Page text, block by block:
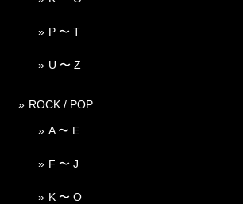
P 〜 T
U 〜 Z
ROCK / POP
A 〜 E
F 〜 J
K 〜 O